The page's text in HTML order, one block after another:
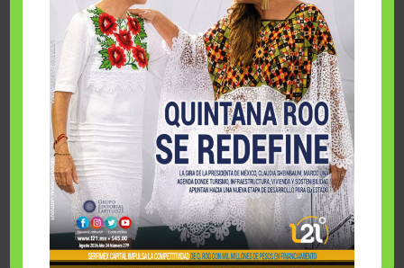
Fairmont Mayakoba y Make-A-Wish México unieron
esfuerzos para hacer realidad el deseo de una …